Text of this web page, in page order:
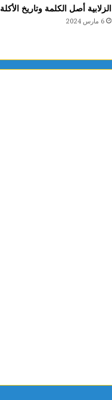
الزلابية أصل الكلمة وتاريخ الأكلة
6 مارس 2024